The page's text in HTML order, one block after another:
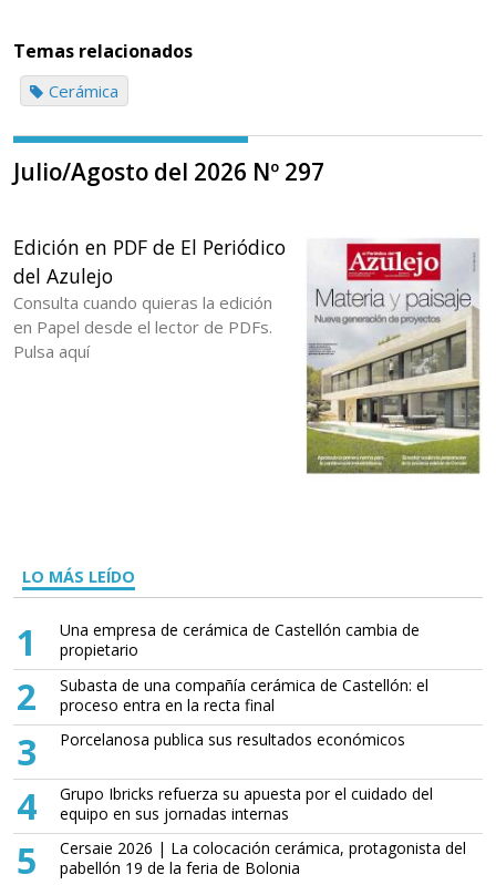
Temas relacionados
Cerámica
Julio/Agosto del 2026 Nº 297
Edición en PDF de El Periódico
del Azulejo
Consulta cuando quieras la edición
en Papel desde el lector de PDFs.
Pulsa aquí
LO MÁS LEÍDO
1
Una empresa de cerámica de Castellón cambia de
propietario
2
Subasta de una compañía cerámica de Castellón: el
proceso entra en la recta final
3 Porcelanosa publica sus resultados económicos
4
Grupo Ibricks refuerza su apuesta por el cuidado del
equipo en sus jornadas internas
5
Cersaie 2026 | La colocación cerámica, protagonista del
pabellón 19 de la feria de Bolonia